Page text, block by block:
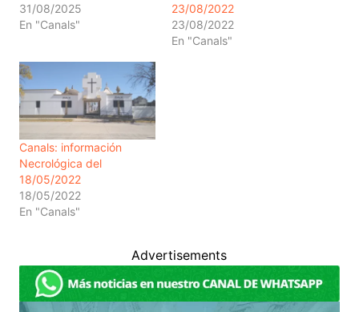
31/08/2025
En "Canals"
23/08/2022
23/08/2022
En "Canals"
Canals: información
Necrológica del
18/05/2022
18/05/2022
En "Canals"
Advertisements